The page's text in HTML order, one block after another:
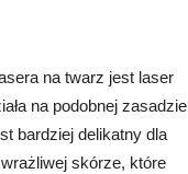
na twarz jest laser
na podobnej zasadzie
bardziej delikatny dla
skórze, które